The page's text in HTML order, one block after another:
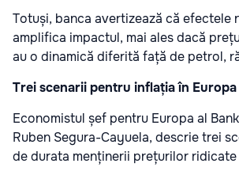
Totuși, banca avertizează că efectele
amplifica impactul, mai ales dacă
au o dinamică diferită față de petrol,
Trei scenarii pentru inflația în Europa
Economistul șef pentru Europa al
Ruben Segura-Cayuela, descrie trei
de durata menținerii prețurilor ridicate